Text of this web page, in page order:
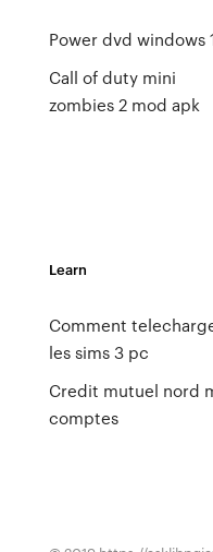
Power dvd windows
Call of duty mini
zombies 2 mod apk
Learn
Comment
les sims 3 pc
Credit mutuel nord
comptes